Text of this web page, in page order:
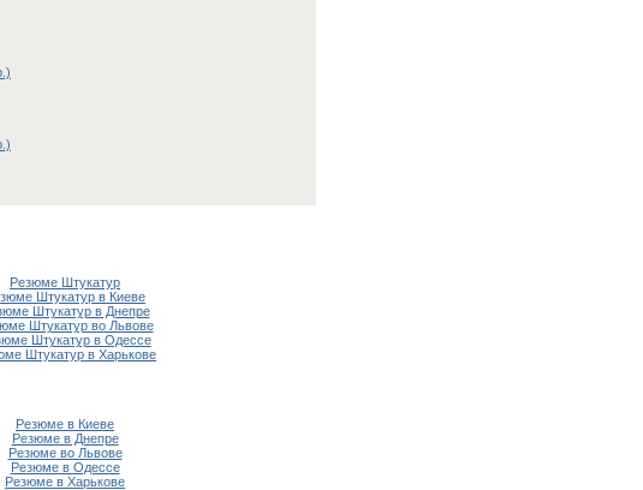
Резюме Штукатур
Штукатур в Киеве
Штукатур в Днепре
Штукатур во Львове
Штукатур в Одессе
Штукатур в Харькове
Резюме в Киеве
Резюме в Днепре
Резюме во Львове
Резюме в Одессе
Резюме в Харькове